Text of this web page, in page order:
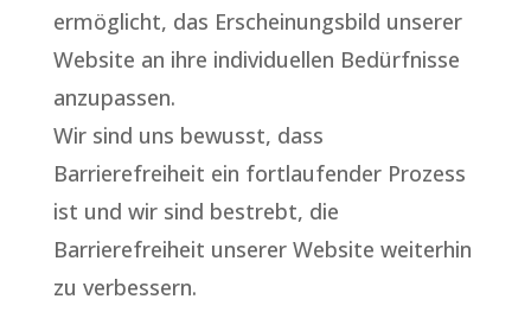
ermöglicht, das Erscheinungsbild unserer
Website an ihre individuellen Bedürfnisse
anzupassen.
Wir sind uns bewusst, dass
Barrierefreiheit ein fortlaufender Prozess
ist und wir sind bestrebt, die
Barrierefreiheit unserer Website weiterhin
zu verbessern.